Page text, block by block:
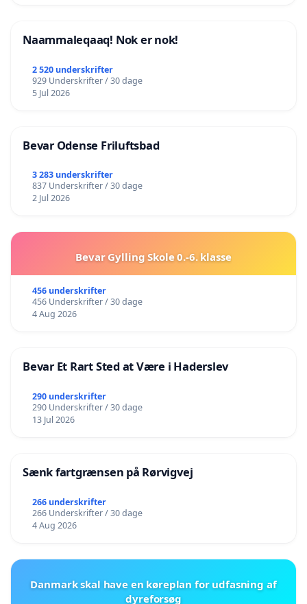
Naammaleqaaq! Nok er nok!
2 520 underskrifter
929 Underskrifter / 30 dage
5 Jul 2026
Bevar Odense Friluftsbad
3 283 underskrifter
837 Underskrifter / 30 dage
2 Jul 2026
Bevar Gylling Skole 0.-6. klasse
456 underskrifter
456 Underskrifter / 30 dage
4 Aug 2026
Bevar Et Rart Sted at Være i Haderslev
290 underskrifter
290 Underskrifter / 30 dage
13 Jul 2026
Sænk fartgrænsen på Rørvigvej
266 underskrifter
266 Underskrifter / 30 dage
4 Aug 2026
Danmark skal have en køreplan for udfasning af
dyreforsøg